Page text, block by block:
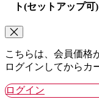
ト(セットアップ可
こちらは、会員価格
ログインしてからカ
ログイン